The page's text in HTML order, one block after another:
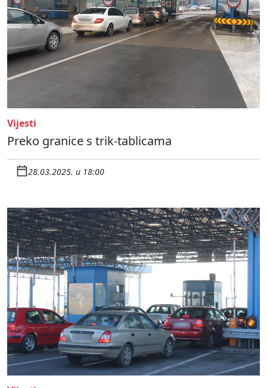
Vijesti
Preko granice s trik-tablicama
28.03.2025. u 18:00